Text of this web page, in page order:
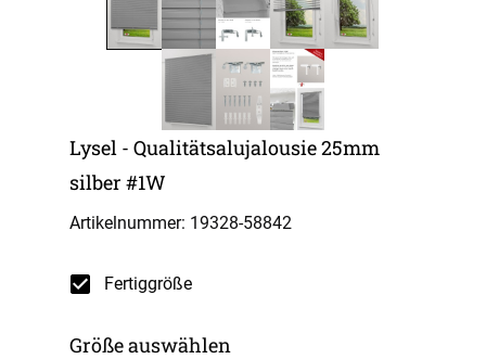
Lysel - Qualitätsalujalousie 25mm
silber #1W
Artikelnummer: 19328-58842
Fertiggröße
Größe auswählen